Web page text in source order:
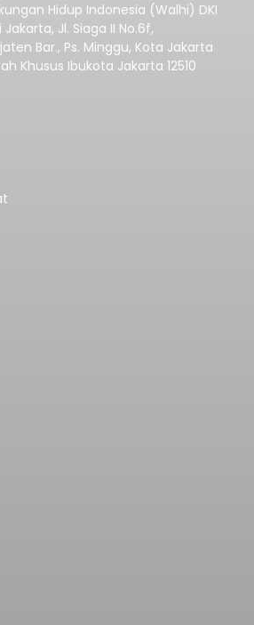
Hidup Indonesia (Walhi) DKI
Jl. Siaga II No.6f,
Bar., Ps. Minggu, Kota Jakarta
Khusus Ibukota Jakarta 12510